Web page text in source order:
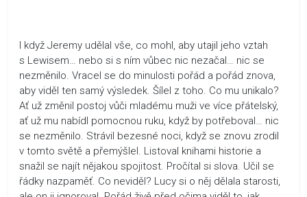
I když Jeremy udělal vše, co mohl, aby utajil jeho vztah
s Lewisem… nebo si s ním vůbec nic nezačal… nic se
nezměnilo. Vracel se do minulosti pořád a pořád znova,
aby viděl ten samý výsledek. Šílel z toho. Co mu unikalo?
Ať už změnil postoj vůči mladému muži ve více přátelský,
ať už mu nabídl pomocnou ruku, když by potřeboval… nic
se nezměnilo. Strávil bezesné noci, když se znovu zrodil
v tomto světě a přemýšlel. Listoval knihami historie a
snažil se najít nějakou spojitost. Pročítal si slova. Učil se
řádky nazpaměť. Co neviděl? Lucy si o něj dělala starosti,